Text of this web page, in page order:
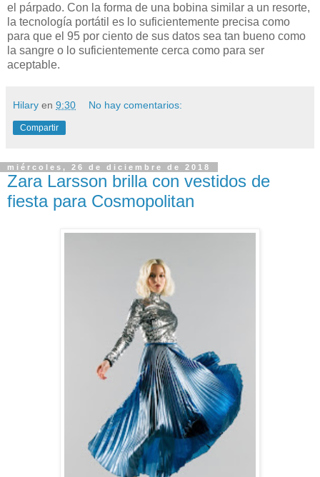
el párpado. Con la forma de una bobina similar a un resorte,
la tecnología portátil es lo suficientemente precisa como
para que el 95 por ciento de sus datos sea tan bueno como
la sangre o lo suficientemente cerca como para ser
aceptable.
Hilary en 9:30 No hay comentarios:
Compartir
miércoles, 26 de diciembre de 2018
Zara Larsson brilla con vestidos de
fiesta para Cosmopolitan